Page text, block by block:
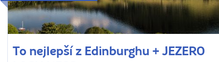
To nejlepší z Edinburghu + JEZERO